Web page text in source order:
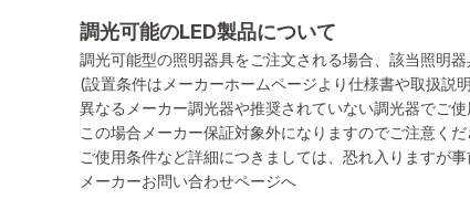
調光可能のLED製品について
調光可能型の照明器具をご注文される場合、該当照明
(設置条件はメーカーホームページより仕様書や取扱説
異なるメーカー調光器や推奨されていない調光器でご
この場合メーカー保証対象外になりますのでご注意くだ
ご使用条件など詳細につきましては、恐れ入りますが
メーカーお問い合わせページへ